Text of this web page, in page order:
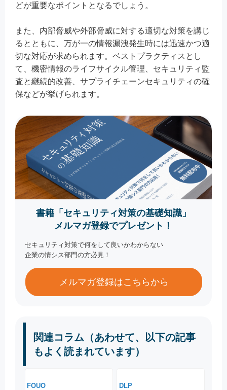
どが重要なポイントとなるでしょう。
また、内部脅威や外部脅威に対する適切な対策を講じ
るとともに、万が一の情報漏洩発生時には迅速かつ適
切な対応が求められます。ベストプラクティスとし
て、機密情報のライフサイクル管理、セキュリティ監
査と継続的改善、サプライチェーンセキュリティの確
保などが挙げられます。
書籍「セキュリティ対策の基礎知識」
メルマガ登録でプレゼント！
セキュリティ対策で何をして良いかわからない
企業の情シス部門の方必見！
メルマガ登録はこちらから
関連コラム（あわせて、以下の記事
もよく読まれています）
FOUO DLP